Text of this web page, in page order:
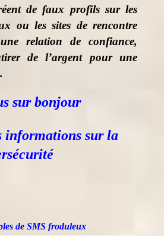
de faux profils sur les
ou les sites de rencontre
relation de confiance,
de l’argent pour une
sur bonjour
informations sur la
de SMS froduleux